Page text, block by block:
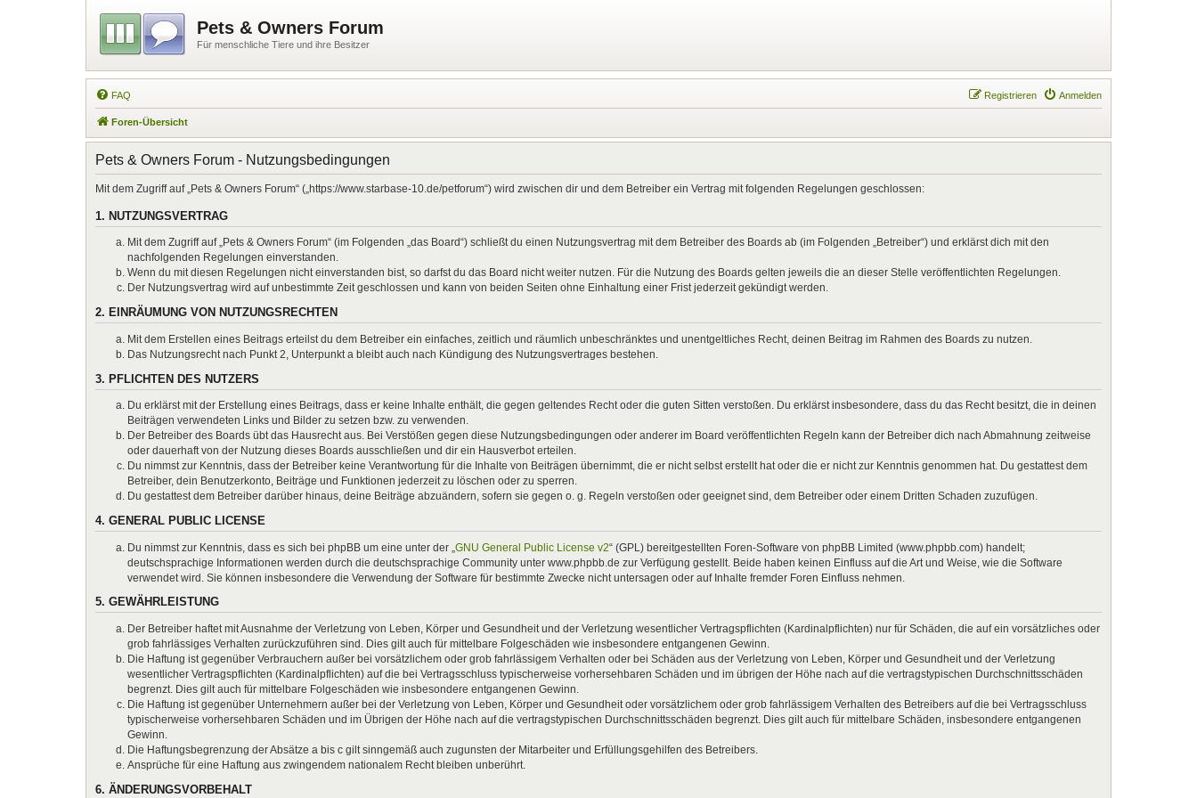
Pets & Owners Forum
Für menschliche Tiere und ihre Besitzer
FAQ Anmelden
Registrieren
Foren-Übersicht
Pets & Owners Forum - Nutzungsbedingungen
Mit dem Zugriff auf „Pets & Owners Forum“ („https://www.starbase-10.de/petforum“) wird zwischen dir und dem Betreiber ein Vertrag mit folgenden Regelungen geschlossen:
1. NUTZUNGSVERTRAG
Mit dem Zugriff auf „Pets & Owners Forum“ (im Folgenden „das Board“) schließt du einen Nutzungsvertrag mit dem Betreiber des Boards ab (im Folgenden „Betreiber“) und erklärst dich mit den
nachfolgenden Regelungen einverstanden.
Wenn du mit diesen Regelungen nicht einverstanden bist, so darfst du das Board nicht weiter nutzen. Für die Nutzung des Boards gelten jeweils die an dieser Stelle veröffentlichten Regelungen.
Der Nutzungsvertrag wird auf unbestimmte Zeit geschlossen und kann von beiden Seiten ohne Einhaltung einer Frist jederzeit gekündigt werden.
2. EINRÄUMUNG VON NUTZUNGSRECHTEN
Mit dem Erstellen eines Beitrags erteilst du dem Betreiber ein einfaches, zeitlich und räumlich unbeschränktes und unentgeltliches Recht, deinen Beitrag im Rahmen des Boards zu nutzen.
Das Nutzungsrecht nach Punkt 2, Unterpunkt a bleibt auch nach Kündigung des Nutzungsvertrages bestehen.
3. PFLICHTEN DES NUTZERS
Du erklärst mit der Erstellung eines Beitrags, dass er keine Inhalte enthält, die gegen geltendes Recht oder die guten Sitten verstoßen. Du erklärst insbesondere, dass du das Recht besitzt, die in deinen
Beiträgen verwendeten Links und Bilder zu setzen bzw. zu verwenden.
Der Betreiber des Boards übt das Hausrecht aus. Bei Verstößen gegen diese Nutzungsbedingungen oder anderer im Board veröffentlichten Regeln kann der Betreiber dich nach Abmahnung zeitweise
oder dauerhaft von der Nutzung dieses Boards ausschließen und dir ein Hausverbot erteilen.
Du nimmst zur Kenntnis, dass der Betreiber keine Verantwortung für die Inhalte von Beiträgen übernimmt, die er nicht selbst erstellt hat oder die er nicht zur Kenntnis genommen hat. Du gestattest dem
Betreiber, dein Benutzerkonto, Beiträge und Funktionen jederzeit zu löschen oder zu sperren.
Du gestattest dem Betreiber darüber hinaus, deine Beiträge abzuändern, sofern sie gegen o. g. Regeln verstoßen oder geeignet sind, dem Betreiber oder einem Dritten Schaden zuzufügen.
4. GENERAL PUBLIC LICENSE
Du nimmst zur Kenntnis, dass es sich bei phpBB um eine unter der „ GNU General Public License v2“ (GPL) bereitgestellten Foren-Software von phpBB Limited (www.phpbb.com) handelt;
deutschsprachige Informationen werden durch die deutschsprachige Community unter www.phpbb.de zur Verfügung gestellt. Beide haben keinen Einfluss auf die Art und Weise, wie die Software
verwendet wird. Sie können insbesondere die Verwendung der Software für bestimmte Zwecke nicht untersagen oder auf Inhalte fremder Foren Einfluss nehmen.
5. GEWÄHRLEISTUNG
Der Betreiber haftet mit Ausnahme der Verletzung von Leben, Körper und Gesundheit und der Verletzung wesentlicher Vertragspflichten (Kardinalpflichten) nur für Schäden, die auf ein vorsätzliches oder
grob fahrlässiges Verhalten zurückzuführen sind. Dies gilt auch für mittelbare Folgeschäden wie insbesondere entgangenen Gewinn.
Die Haftung ist gegenüber Verbrauchern außer bei vorsätzlichem oder grob fahrlässigem Verhalten oder bei Schäden aus der Verletzung von Leben, Körper und Gesundheit und der Verletzung
wesentlicher Vertragspflichten (Kardinalpflichten) auf die bei Vertragsschluss typischerweise vorhersehbaren Schäden und im übrigen der Höhe nach auf die vertragstypischen Durchschnittsschäden
begrenzt. Dies gilt auch für mittelbare Folgeschäden wie insbesondere entgangenen Gewinn.
Die Haftung ist gegenüber Unternehmern außer bei der Verletzung von Leben, Körper und Gesundheit oder vorsätzlichem oder grob fahrlässigem Verhalten des Betreibers auf die bei Vertragsschluss
typischerweise vorhersehbaren Schäden und im Übrigen der Höhe nach auf die vertragstypischen Durchschnittsschäden begrenzt. Dies gilt auch für mittelbare Schäden, insbesondere entgangenen
Gewinn.
Die Haftungsbegrenzung der Absätze a bis c gilt sinngemäß auch zugunsten der Mitarbeiter und Erfüllungsgehilfen des Betreibers.
Ansprüche für eine Haftung aus zwingendem nationalem Recht bleiben unberührt.
6. ÄNDERUNGSVORBEHALT